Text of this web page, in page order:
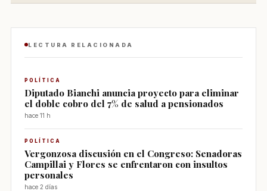
LECTURA RELACIONADA
POLÍTICA
Diputado Bianchi anuncia proyecto para eliminar
el doble cobro del 7% de salud a pensionados
hace 11 h
POLÍTICA
Vergonzosa discusión en el Congreso: Senadoras
Campillai y Flores se enfrentaron con insultos
personales
hace 2 días